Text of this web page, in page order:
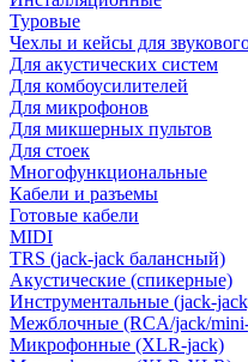
Туровые
Чехлы и кейсы для
Для акустических систем
Для комбоусилителей
Для микрофонов
Для микшерных пультов
Для стоек
Многофункциональные
Кабели и разъемы
Готовые кабели
MIDI
TRS (jack-jack балансный)
Акустические (спикерные)
Инструментальные (jack-
Межблочные (RCA/jack/
Микрофонные (XLR-jack)